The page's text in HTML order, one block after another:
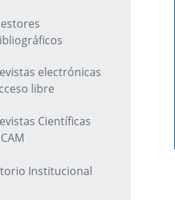
electrónicas
libre
Científicas
Institucional